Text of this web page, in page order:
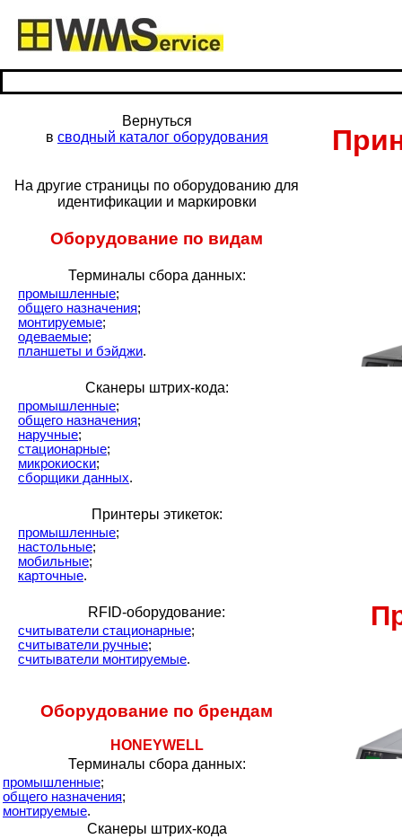
Вернуться
в сводный каталог оборудования
На другие страницы по оборудованию для
идентификации и маркировки
Оборудование по видам
Терминалы сбора данных:
промышленные;
общего назначения;
монтируемые;
одеваемые;
планшеты и бэйджи.
Сканеры штрих-кода:
промышленные;
общего назначения;
наручные;
стационарные;
микрокиоски;
сборщики данных.
Принтеры этикеток:
промышленные;
настольные;
мобильные;
карточные.
RFID-оборудование:
считыватели стационарные;
считыватели ручные;
считыватели монтируемые.
Оборудование по брендам
HONEYWELL
Терминалы сбора данных:
промышленные;
общего назначения;
монтируемые.
Сканеры штрих-кода